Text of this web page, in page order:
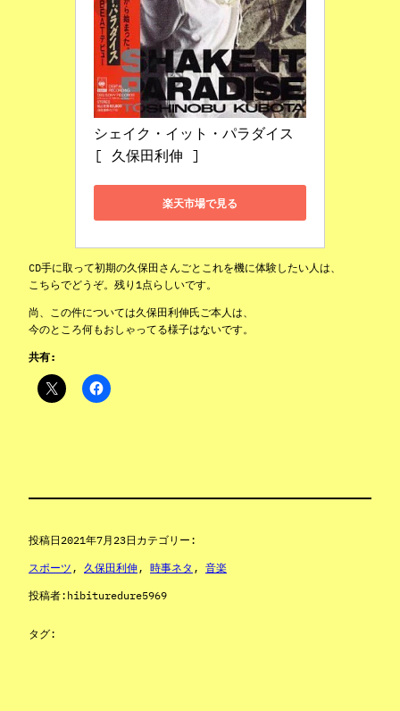
シェイク・イット・パラダイス
[ 久保田利伸 ]
楽天市場で見る
CD手に取って初期の久保田さんごとこれを機に体験したい人は、
こちらでどうぞ。残り1点らしいです。
尚、この件については久保田利伸氏ご本人は、
今のところ何もおしゃってる様子はないです。
共有:
投稿日2021年7月23日 カテゴリー:
スポーツ , 久保田利伸, 時事ネタ , 音楽
投稿者: hibituredure5969
タグ: